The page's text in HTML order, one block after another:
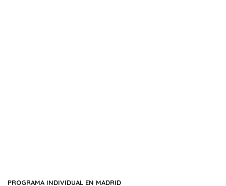
PROGRAMA INDIVIDUAL EN MADRID